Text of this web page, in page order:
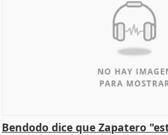
Bendodo dice que Zapatero